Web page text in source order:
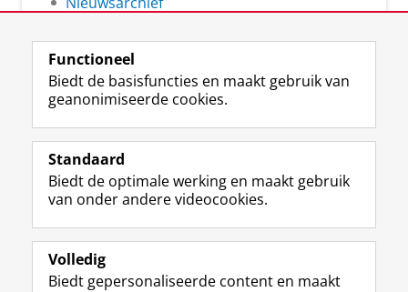
Volg de RUG
F
a
e
b
o
p
L
i
k
e
I
-
R
S
-
f
e
R
I
n
t
r
m
Y
o
T
e
k
Studiekiezers
Alumni
Over ons
Functioneel
Biedt de basisfuncties en maakt gebruik van
geanonimiseerde cookies.
Standaard
Biedt de optimale werking en maakt gebruik
van onder andere videocookies.
Volledig
Biedt gepersonaliseerde content en maakt